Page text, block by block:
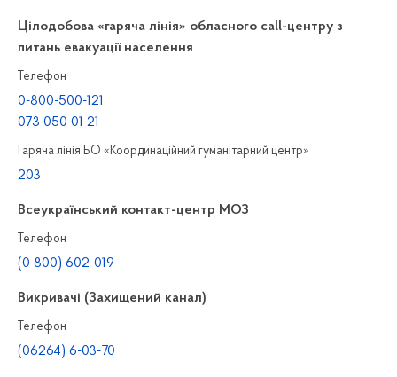
Цілодобова «гаряча лінія» обласного call-центру з
питань евакуації населення
Телефон
0-800-500-121
073 050 01 21
Гаряча лінія БО «Координаційний гуманітарний центр»
203
Всеукраїнський контакт-центр МОЗ
Телефон
(0 800) 602-019
Викривачі (Захищений канал)
Телефон
(06264) 6-03-70